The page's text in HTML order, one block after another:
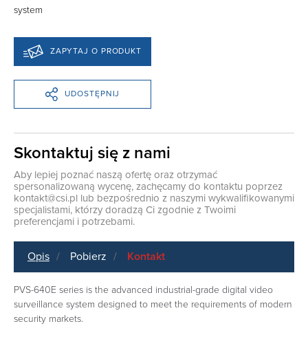
system
ZAPYTAJ O PRODUKT
UDOSTĘPNIJ
Skontaktuj się z nami
Aby lepiej poznać naszą ofertę oraz otrzymać
spersonalizowaną wycenę, zachęcamy do kontaktu poprzez
kontakt@csi.pl lub bezpośrednio z naszymi wykwalifikowanymi
specjalistami, którzy doradzą Ci zgodnie z Twoimi
preferencjami i potrzebami.
Opis Pobierz Kontakt
PVS-640E series is the advanced industrial-grade digital video
surveillance system designed to meet the requirements of modern
security markets.